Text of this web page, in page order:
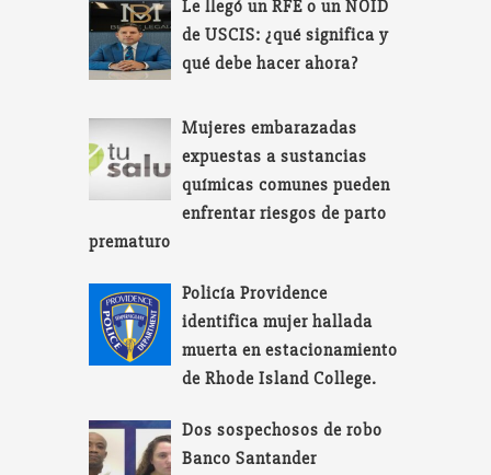
Le llegó un RFE o un NOID
de USCIS: ¿qué significa y
qué debe hacer ahora?
Mujeres embarazadas
expuestas a sustancias
químicas comunes pueden
enfrentar riesgos de parto
prematuro
Policía Providence
identifica mujer hallada
muerta en estacionamiento
de Rhode Island College.
Dos sospechosos de robo
Banco Santander